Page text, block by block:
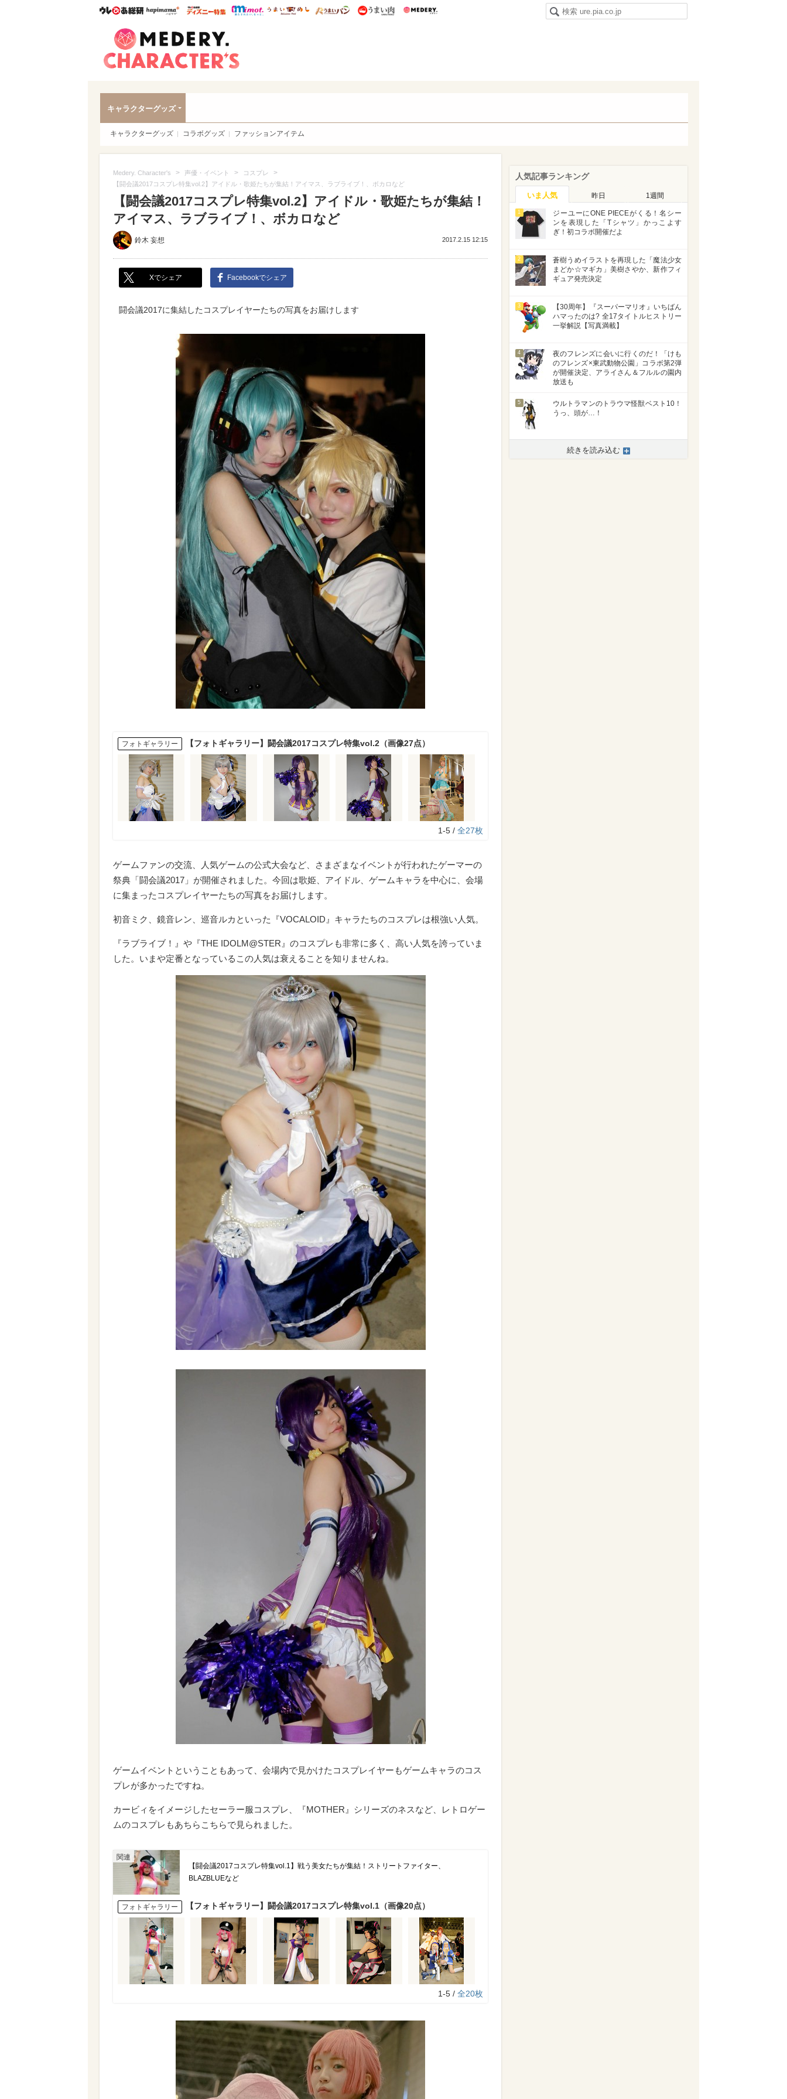
ウレぴあ総研ハピママ* ウレぴあ総研 ディズニー特集
mimot. うまいめし うまいパン うまい肉
キャラクターグッズ
キャラクターグッズ コラボグッズ ファッションアイテム
Medery. Character's > 声優・イベント > コスプレ >
【闘会議2017コスプレ特集vol.2】アイドル・歌姫たちが集結！アイマス、ラブライブ！、ボカロなど
【闘会議2017コスプレ特集vol.2】アイドル・歌姫たちが集結！
アイマス、ラブライブ！、ボカロなど
鈴木 妄想 2017.2.15 12:15
Xでシェア Facebookでシェア
闘会議2017に集結したコスプレイヤーたちの写真をお届けします
フォトギャラリー 【フォトギャラリー】闘会議2017コスプレ特集vol.2（画像27点）
1-5 / 全27枚
ゲームファンの交流、人気ゲームの公式大会など、さまざまなイベントが行われたゲーマーの
祭典「闘会議2017」が開催されました。今回は歌姫、アイドル、ゲームキャラを中心に、会場
に集まったコスプレイヤーたちの写真をお届けします。
初音ミク、鏡音レン、巡音ルカといった『VOCALOID』キャラたちのコスプレは根強い人気。
『ラブライブ！』や『THE IDOLM@STER』のコスプレも非常に多く、高い人気を誇っていま
した。いまや定番となっているこの人気は衰えることを知りませんね。
ゲームイベントということもあって、会場内で見かけたコスプレイヤーもゲームキャラのコス
プレが多かったですね。
カービィをイメージしたセーラー服コスプレ、『MOTHER』シリーズのネスなど、レトロゲー
ムのコスプレもあちらこちらで見られました。
【闘会議2017コスプレ特集vol.1】戦う美女たちが集結！ストリートファイター、
BLAZBLUEなど
フォトギャラリー 【フォトギャラリー】闘会議2017コスプレ特集vol.1（画像20点）
1-5 / 全20枚
人気記事ランキング
いま人気 昨日 1週間
1
ジーユーにONE PIECEがくる！名シー
ンを表現した「Tシャツ」かっこよす
ぎ！初コラボ開催だよ
2
蒼樹うめイラストを再現した「魔法少女
まどか☆マギカ」美樹さやか、新作フィ
ギュア発売決定
3
【30周年】『スーパーマリオ』いちばん
ハマったのは? 全17タイトルヒストリー
一挙解説【写真満載】
4
夜のフレンズに会いに行くのだ！「けも
のフレンズ×東武動物公園」コラボ第2弾
が開催決定、アライさん＆フルルの園内
放送も
5
ウルトラマンのトラウマ怪獣ベスト10！
うっ、頭が…！
続きを読み込む